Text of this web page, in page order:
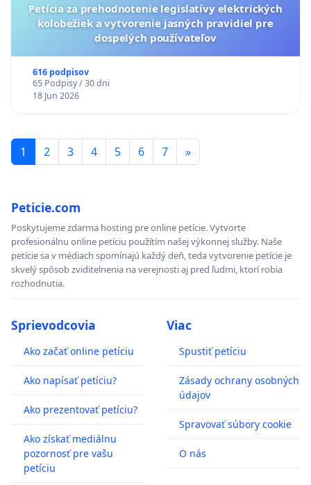
Petícia za prehodnotenie legislatívy elektrických
kolobežiek a vytvorenie jasných pravidiel pre
dospelých používateľov
616 podpisov
65 Podpisy / 30 dni
18 Jun 2026
1 2 3 4 5 6 7 »
Peticie.com
Poskytujeme zdarma hosting pre online petície. Vytvorte
profesionálnu online petíciu použítím našej výkonnej služby. Naše
petície sa v médiach spomínajú každý deň, teda vytvorenie petície je
skvelý spôsob zviditelnenia na verejnosti aj pred ľudmi, ktorí robia
rozhodnutia.
Sprievodcovia
Ako začať online petíciu
Ako napísať petíciu?
Ako prezentovať petíciu?
Ako získať mediálnu
pozornosť pre vašu
petíciu
Viac
Spustiť petíciu
Zásady ochrany osobných
údajov
Spravovať súbory cookie
O nás